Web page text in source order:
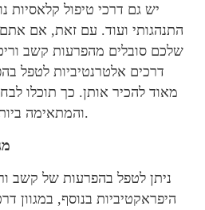
יש גם דרכי טיפול קלאסיות
התנהגותי ועוד. עם זאת, אם
שלכם סובלים מהפרעות קשב
דרכים אלטרנטיביות לטפל
מאוד להכיר אותן. כך תוכלו
והמתאימה ביותר עבורכם או עבור ילדכם.
ניתן לטפל בהפרעות של קשב
היפראקטיביות בנוסף, במגוון